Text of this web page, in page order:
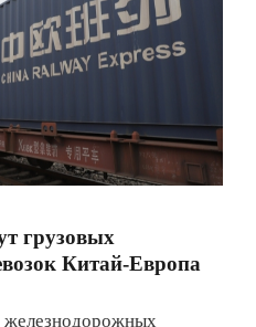
грузовых
Китай-Европа